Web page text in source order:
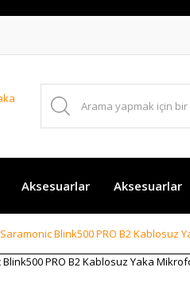
Aksesuarlar Aksesuarlar
Saramonic Blink500 PRO B2 Kablosuz